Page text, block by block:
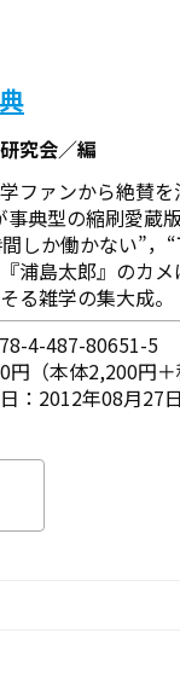
究会／編
ファンから絶賛
事典型の縮刷愛蔵
しか働かない”，
浦島太郎』のカ
る雑学の集大成。
4-487-80651-5
円（本体2,200円＋
：2012年08月27日